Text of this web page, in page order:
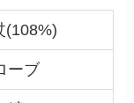
(108%)
ーブ